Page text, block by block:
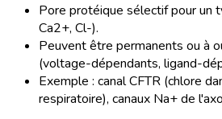
Pore protéique sélectif pour un
Ca2+, Cl-).
Peuvent être permanents ou à
(voltage-dépendants, ligand-
Exemple : canal CFTR (chlore
respiratoire), canaux Na+ de